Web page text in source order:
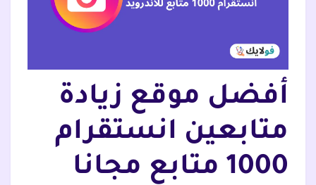
أفضل موقع زيادة
متابعين انستقرام
1000 متابع مجانا